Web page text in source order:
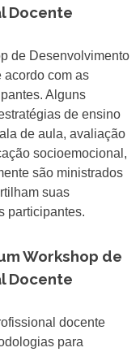
Docente
de Desenvolvimento
acordo com as
Alguns
de ensino
de aula, avaliação
socioemocional,
são ministrados
suas
participantes.
Workshop de
Docente
docente
para